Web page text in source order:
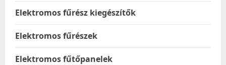
Elektromos fűrész kiegészítők
Elektromos fűrészek
Elektromos fűtőpanelek